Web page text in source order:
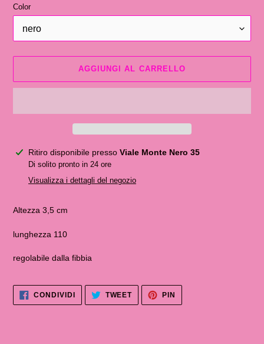
Color
AGGIUNGI AL CARRELLO
Inserimento
prodotto
Ritiro disponibile presso Viale Monte Nero 35
Di solito pronto in 24 ore
Visualizza i dettagli del negozio
Altezza 3,5 cm
lunghezza 110
regolabile dalla fibbia
CONDIVIDI CONDIVIDI
FACEBOOK
TWEETTWITTA
TWITTER
PIN
PINTEREST